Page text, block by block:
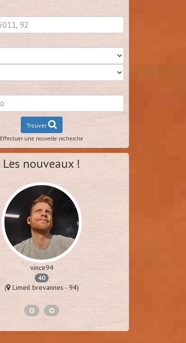
Trouver
Effectuer une nouvelle recherche
Les nouveaux !
vince94
40
( Limeil brevannes - 94)